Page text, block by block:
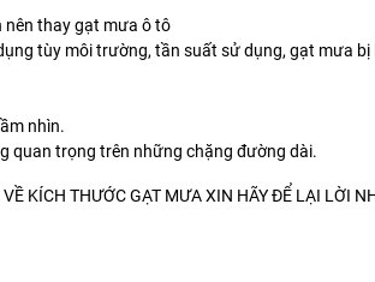
nên thay gạt mưa ô tô
tùy môi trường, tần suất sử dụng, gạt mưa
nhìn.
quan trọng trên những chặng đường dài.
KÍCH THƯỚC GẠT MƯA XIN HÃY ĐỂ LẠI